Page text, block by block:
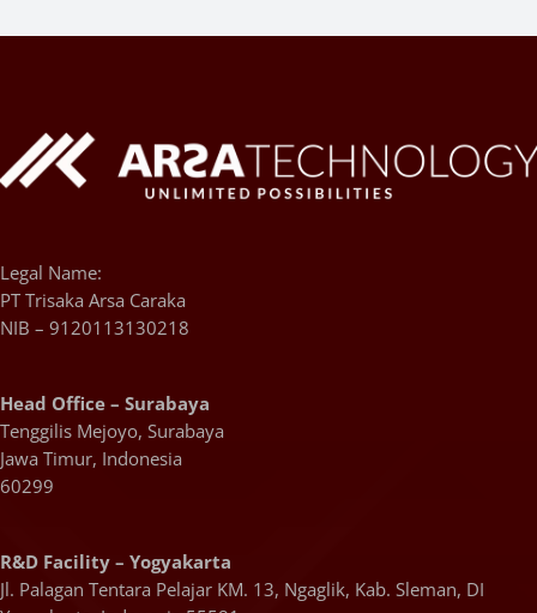
Legal Name:
PT Trisaka Arsa Caraka
NIB – 9120113130218
Head Office – Surabaya
Tenggilis Mejoyo, Surabaya
Jawa Timur, Indonesia
60299
R&D Facility – Yogyakarta
Jl. Palagan Tentara Pelajar KM. 13, Ngaglik, Kab. Sleman, DI